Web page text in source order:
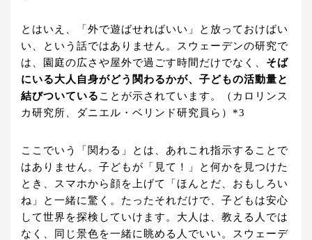
とはいえ、「外で遊ばせればいい」と放っておけばい
い、という話ではありません。スウェーデンの研究で
は、園庭の広さや屋外で過ごす時間だけでなく、 そば
にいる大人自身がどう関わるかが、子どもの活動量と
結びついている ことが示されています。（カロリンス
カ研究所、ダニエル・ベリンド研究員ら）*3
ここでいう「関わる」とは、あれこれ指示することで
はありません。子どもが「見て！」と何かを見つけた
とき、スマホから顔を上げて「ほんとだ、おもしろい
ね」と一緒に驚く。たったそれだけで、子どもは安心
して世界を探検していけます。大人は、教える人では
なく、同じ景色を一緒に眺める人でいい。スウェーデ